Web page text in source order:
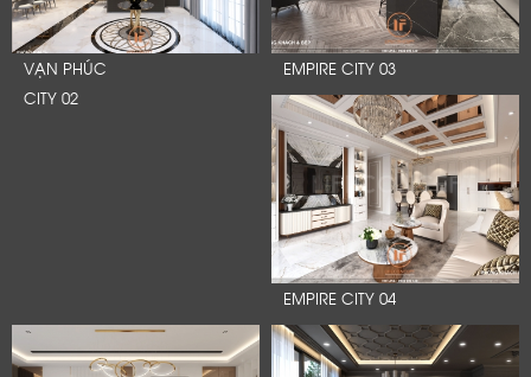
VẠN PHÚC
CITY 02
EMPIRE CITY 03
EMPIRE CITY 04